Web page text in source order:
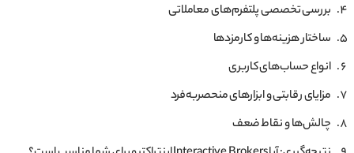
بررسی تخصصی پلتفرم‌های معاملاتی
ساختار هزینه‌ها و کارمزدها
انواع حساب‌های کاربری
مزایای رقابتی و ابزارهای منحصربه‌فرد
چالش‌ها و نقاط ضعف